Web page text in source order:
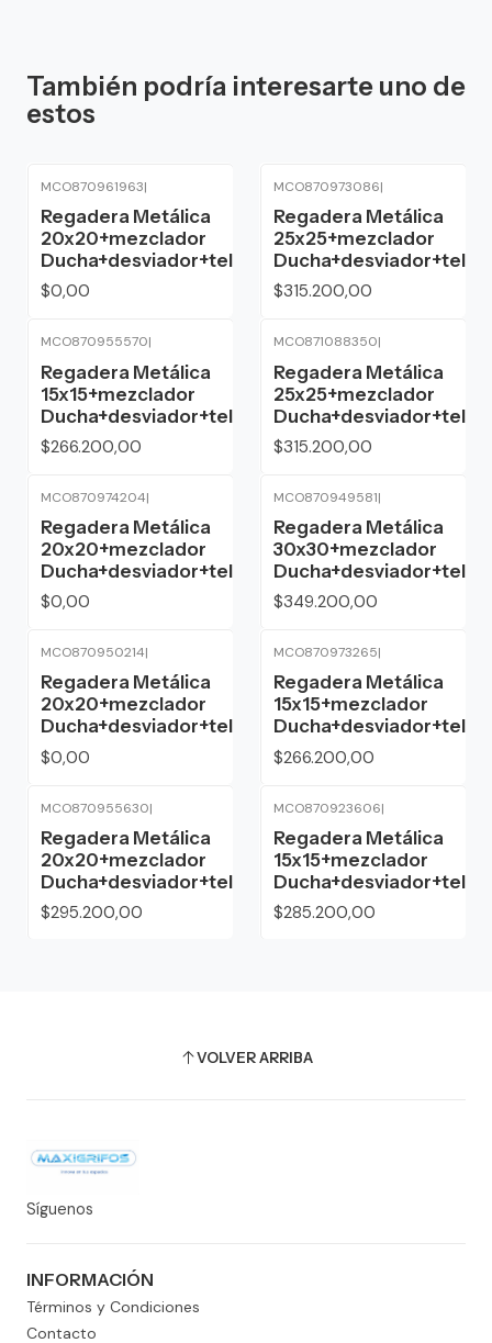
También podría interesarte uno de
estos
MCO870961963|
Regadera Metálica
20x20+mezclador
Ducha+desviador+teleducha
$0,00
MCO870973086|
Regadera Metálica
25x25+mezclador
$315.200,00
MCO870955570|
Regadera Metálica
15x15+mezclador
Ducha+desviador+teleducha
$266.200,00
MCO871088350|
Regadera Metálica
25x25+mezclador
$315.200,00
MCO870974204|
Regadera Metálica
20x20+mezclador
Ducha+desviador+teleducha
$0,00
MCO870949581|
Regadera Metálica
30x30+mezclador
$349.200,00
MCO870950214|
Regadera Metálica
20x20+mezclador
Ducha+desviador+teleducha
$0,00
MCO870973265|
Regadera Metálica
15x15+mezclador
$266.200,00
MCO870955630|
Regadera Metálica
20x20+mezclador
Ducha+desviador+teleducha
$295.200,00
MCO870923606|
Regadera Metálica
15x15+mezclador
$285.200,00
VOLVER ARRIBA
Síguenos
INFORMACIÓN
Términos y Condiciones
Contacto